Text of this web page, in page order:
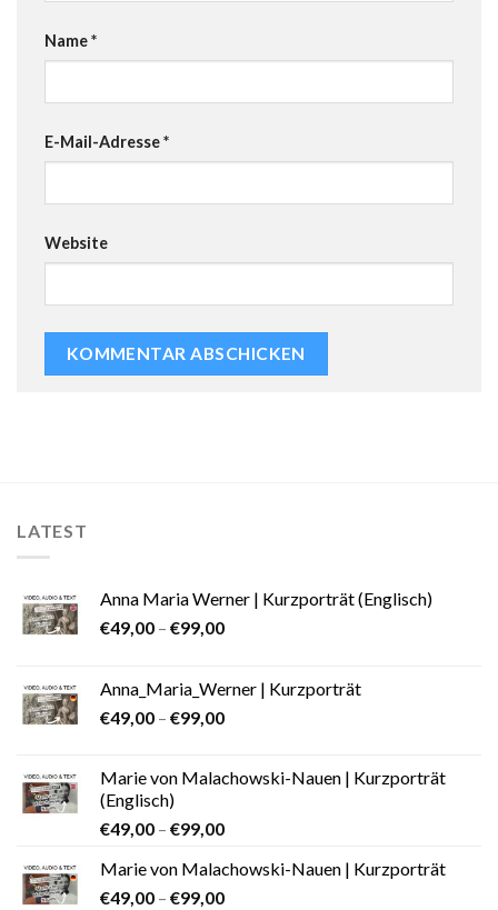
Name*
E-Mail-Adresse*
Website
LATEST
Anna Maria Werner | Kurzporträt (Englisch)
€49,00 – €99,00
Anna_Maria_Werner | Kurzporträt
€49,00 – €99,00
Marie von Malachowski-Nauen | Kurzporträt
(Englisch)
€49,00 – €99,00
Marie von Malachowski-Nauen | Kurzporträt
€49,00 – €99,00